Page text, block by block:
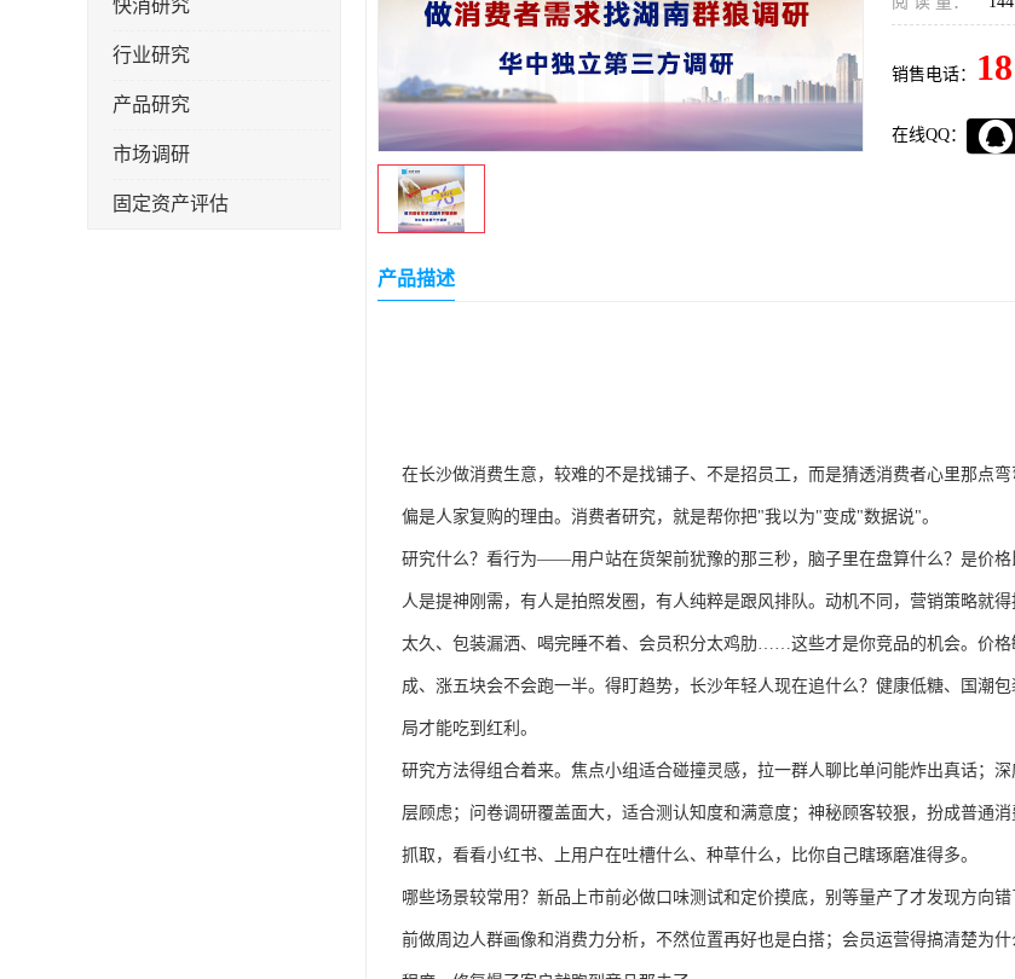
快消研究
行业研究
产品研究
市场调研
固定资产评估
销售电话：
在线QQ：
产品描述
在长沙做消费生意，较难的不是找铺子、不是招员工，而是猜透消费者心里那点
偏是人家复购的理由。消费者研究，就是帮你把"我以为"变成"数据说"。
研究什么？看行为——用户站在货架前犹豫的那三秒，脑子里在盘算什么？是价
人是提神刚需，有人是拍照发圈，有人纯粹是跟风排队。动机不同，营销策略就
太久、包装漏洒、喝完睡不着、会员积分太鸡肋……这些才是你竞品的机会。价
成、涨五块会不会跑一半。得盯趋势，长沙年轻人现在追什么？健康低糖、国潮
局才能吃到红利。
研究方法得组合着来。焦点小组适合碰撞灵感，拉一群人聊比单问能炸出真话；
层顾虑；问卷调研覆盖面大，适合测认知度和满意度；神秘顾客较狠，扮成普通
抓取，看看小红书、上用户在吐槽什么、种草什么，比你自己瞎琢磨准得多。
哪些场景较常用？新品上市前必做口味测试和定价摸底，别等量产了才发现方向
前做周边人群画像和消费力分析，不然位置再好也是白搭；会员运营得搞清楚为